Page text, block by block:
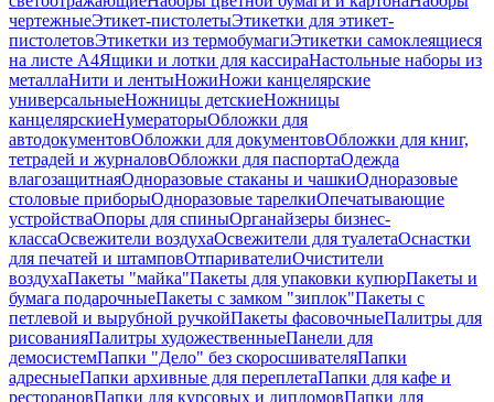
чертежныеЭтикет-пистолетыЭтикетки для этикет-
пистолетовЭтикетки из термобумагиЭтикетки самоклеящиеся
на листе А4Ящики и лотки для кассираНастольные наборы из
металлаНити и лентыНожиНожи канцелярские
универсальныеНожницы детскиеНожницы
канцелярскиеНумераторыОбложки для
автодокументовОбложки для документовОбложки для книг,
тетрадей и журналовОбложки для паспортаОдежда
влагозащитнаяОдноразовые стаканы и чашкиОдноразовые
столовые приборыОдноразовые тарелкиОпечатывающие
устройстваОпоры для спиныОрганайзеры бизнес-
классаОсвежители воздухаОсвежители для туалетаОснастки
для печатей и штамповОтпаривателиОчистители
воздухаПакеты "майка"Пакеты для упаковки купюрПакеты и
бумага подарочныеПакеты с замком "зиплок"Пакеты с
петлевой и вырубной ручкойПакеты фасовочныеПалитры для
рисованияПалитры художественныеПанели для
демосистемПапки "Дело" без скоросшивателяПапки
адресныеПапки архивные для переплетаПапки для кафе и
ресторановПапки для курсовых и дипломовПапки для